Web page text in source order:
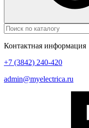
Контактная информация
+7 (3842) 240-420
admin@myelectrica.ru